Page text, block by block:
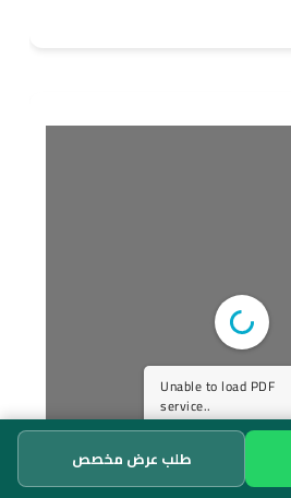
Unable to load PDF
service..
طلب عرض مخصص